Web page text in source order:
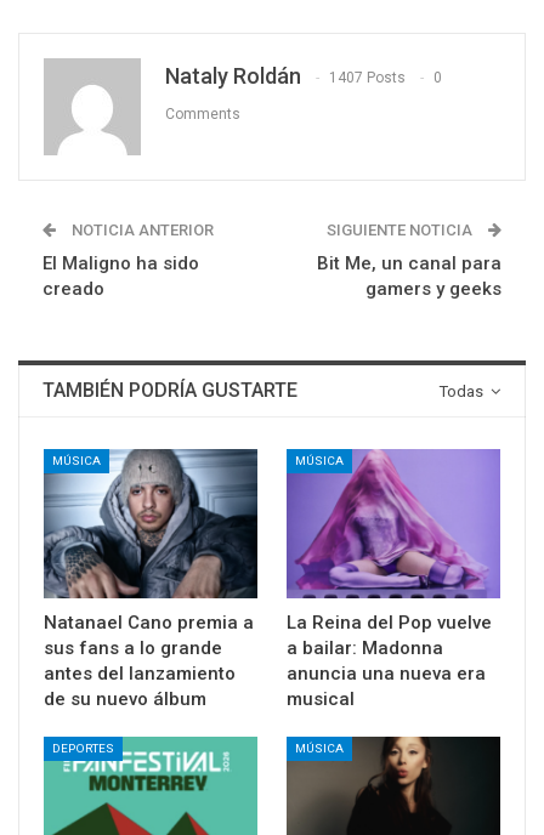
Nataly Roldán 1407 Posts 0
Comments
NOTICIA ANTERIOR
El Maligno ha sido
creado
SIGUIENTE NOTICIA
Bit Me, un canal para
gamers y geeks
Todas
TAMBIÉN PODRÍA GUSTARTE
MÚSICA
Natanael Cano premia a
sus fans a lo grande
antes del lanzamiento
de su nuevo álbum
MÚSICA
La Reina del Pop vuelve
a bailar: Madonna
anuncia una nueva era
musical
DEPORTES MÚSICA